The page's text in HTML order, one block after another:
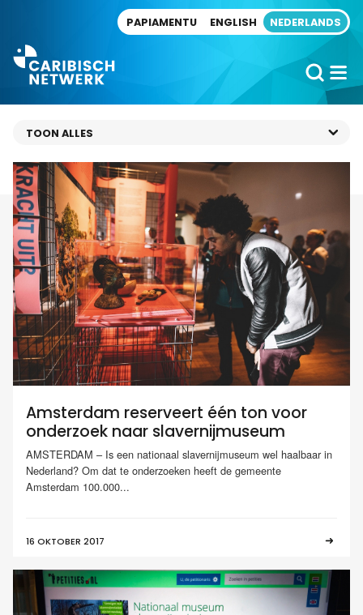
PAPIAMENTU ENGLISH NEDERLANDS
Amsterdam reserveert één ton voor
onderzoek naar slavernijmuseum
AMSTERDAM – Is een nationaal slavernijmuseum wel haalbaar in
Nederland? Om dat te onderzoeken heeft de gemeente
Amsterdam 100.000...
16 OKTOBER 2017